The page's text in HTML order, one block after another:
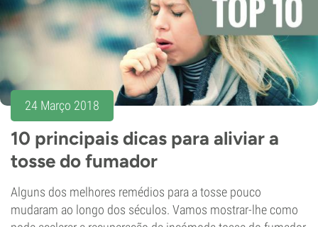
24 Março 2018
10 principais dicas para aliviar a
tosse do fumador
Alguns dos melhores remédios para a tosse pouco
mudaram ao longo dos séculos. Vamos mostrar-lhe como